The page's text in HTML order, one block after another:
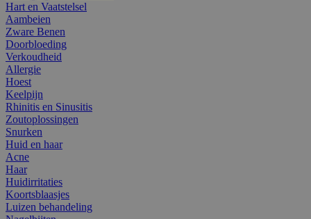
Hart en Vaatstelsel
Aambeien
Zware Benen
Doorbloeding
Verkoudheid
Allergie
Hoest
Keelpijn
Rhinitis en Sinusitis
Zoutoplossingen
Snurken
Huid en haar
Acne
Haar
Huidirritaties
Koortsblaasjes
Luizen behandeling